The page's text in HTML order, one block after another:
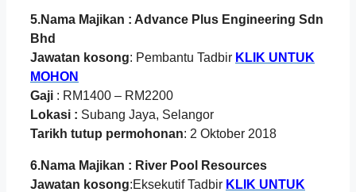
5.Nama Majikan : Advance Plus Engineering Sdn
Bhd
Jawatan kosong: Pembantu Tadbir KLIK UNTUK
MOHON
Gaji : RM1400 – RM2200
Lokasi : Subang Jaya, Selangor
Tarikh tutup permohonan: 2 Oktober 2018
6.Nama Majikan : River Pool Resources
Jawatan kosong:Eksekutif Tadbir KLIK UNTUK